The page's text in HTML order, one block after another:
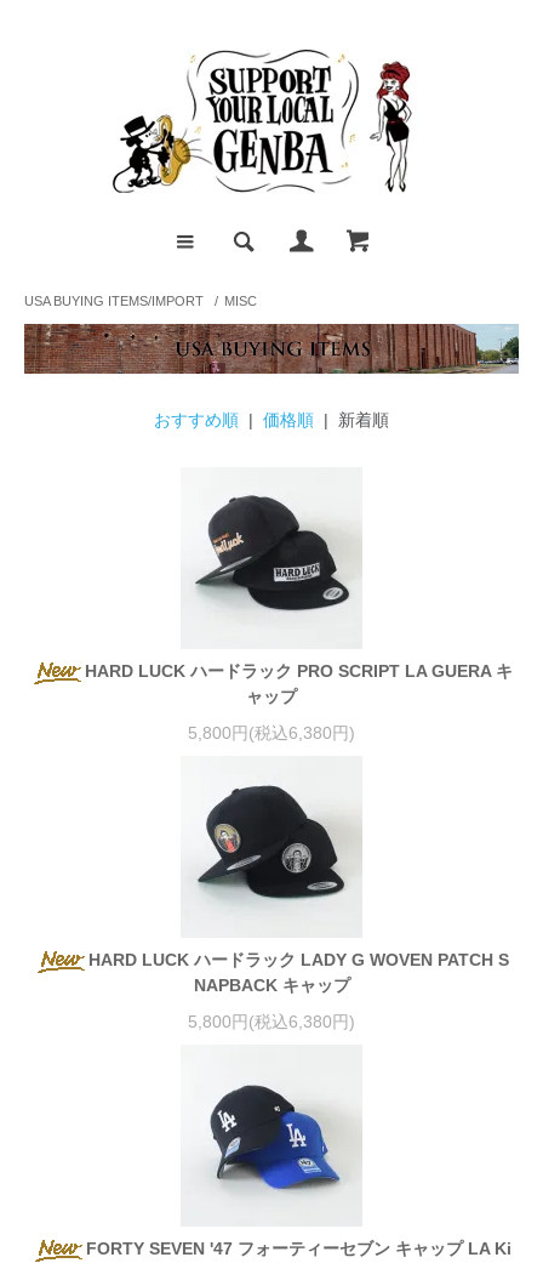
USA BUYING ITEMS/IMPORT / MISC
おすすめ順 | 価格順 | 新着順
HARD LUCK ハードラック PRO SCRIPT LA GUERA キ
ャップ
5,800円(税込6,380円)
HARD LUCK ハードラック LADY G WOVEN PATCH S
NAPBACK キャップ
5,800円(税込6,380円)
FORTY SEVEN '47 フォーティーセブン キャップ LA Ki